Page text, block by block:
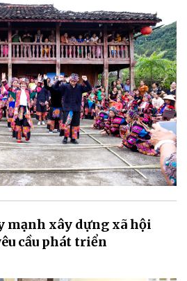
mạnh xây dựng xã hội
cầu phát triển